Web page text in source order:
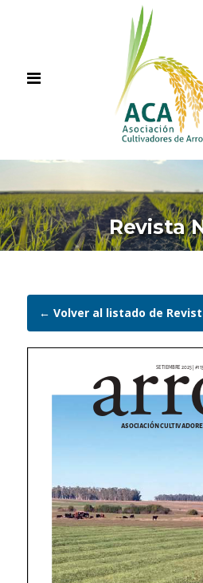
Revista
← Volver al listado de